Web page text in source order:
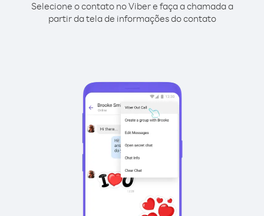
Selecione o contato no Viber e faça a chamada a
partir da tela de informações do contato